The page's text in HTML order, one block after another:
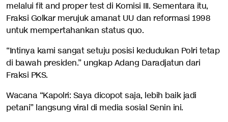
melalui fit and proper test di Komisi III. Sementara itu,
Fraksi Golkar merujuk amanat UU dan reformasi 1998
untuk mempertahankan status quo.
“Intinya kami sangat setuju posisi kedudukan Polri tetap
di bawah presiden.” ungkap Adang Daradjatun dari
Fraksi PKS.
Wacana “Kapolri: Saya dicopot saja, lebih baik jadi
petani” langsung viral di media sosial Senin ini.